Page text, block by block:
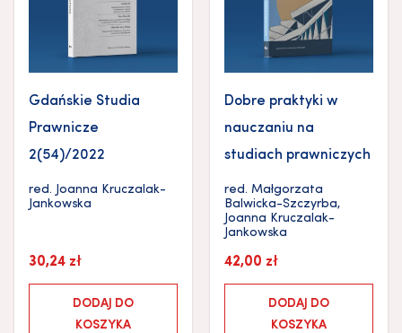
Gdańskie Studia
Prawnicze
2(54)/2022
red. Joanna Kruczalak-
Jankowska
30,24 zł
DODAJ DO
KOSZYKA
Dobre praktyki w
nauczaniu na
studiach prawniczych
red. Małgorzata
Balwicka-Szczyrba,
Joanna Kruczalak-
Jankowska
42,00 zł
DODAJ DO
KOSZYKA